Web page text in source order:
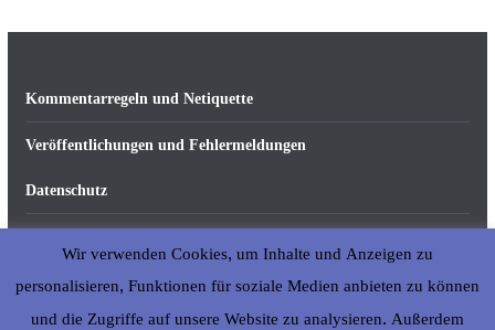
Kommentarregeln und Netiquette
Veröffentlichungen und Fehlermeldungen
Datenschutz
Impressum
Über abseits-ka.de
Wir verwenden Cookies, um Inhalte und Anzeigen zu
personalisieren, Funktionen für soziale Medien anbieten zu können
und die Zugriffe auf unsere Website zu analysieren. Außerdem